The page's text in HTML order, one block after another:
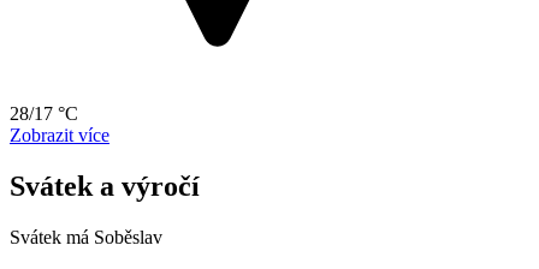
28/17 °C
Zobrazit více
Svátek a výročí
Svátek má Soběslav